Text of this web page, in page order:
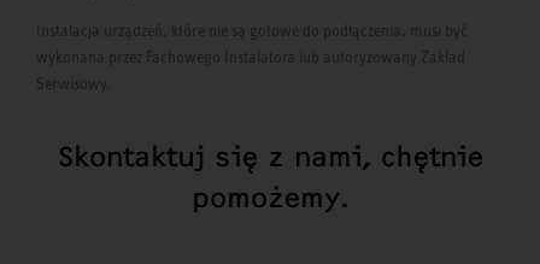
Instalacja urządzeń, które nie są gotowe do podłączenia, musi być
wykonana przez Fachowego Instalatora lub autoryzowany Zakład
Serwisowy.
Skontaktuj się z nami, chętnie
pomożemy.